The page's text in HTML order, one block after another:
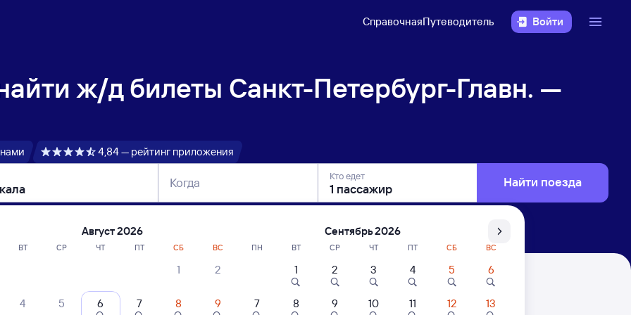
СправочнаяПутеводитель Войти
ж/д билеты Санкт-Петербург-Главн. —
4,84 — рейтинг приложения
Когда Кто едет Найти поезда
поездов Санкт-Петербург-Главн. — Махачкала
Август 2026
ВТ СР ЧТ ПТ СБ ВС
1 2
4 5 6 7 8 9
Сентябрь 2026
ПН ВТ СР ЧТ ПТ СБ ВС
1 2 3 4 5 6
7 8 9 10 11 12 13